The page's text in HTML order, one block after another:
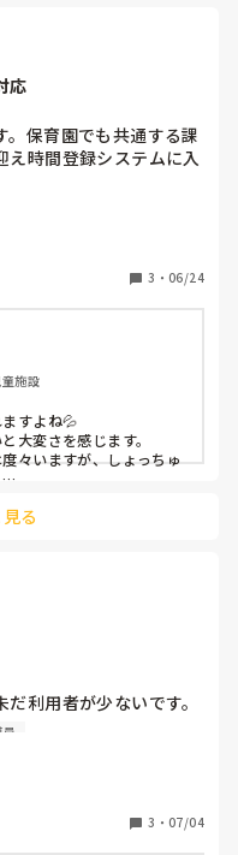
応
保育園でも共通する課
え時間登録システムに入
えに来る時間が大きく
お迎えになっていた子
うなことがあり、保護
取られています。何度も
え時間の登録をきちんと
ハウなどあればご教示
3 ・ 06/24
施設
すよね💦
大変さを感じます。
々いますが、しょっちゅ
？
る
利用者が少ないです。
てくるかといった感じ
InstagramなどSNSでア
を増やしていっているの
3 ・ 07/04